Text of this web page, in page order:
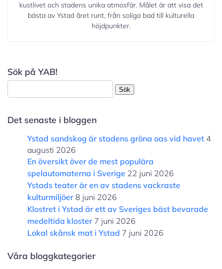
kustlivet och stadens unika atmosfär. Målet är att visa det
bästa av Ystad året runt, från soliga bad till kulturella
höjdpunkter.
Sök på YAB!
efter:
Det senaste i bloggen
Ystad sandskog är stadens gröna oas vid havet 4
augusti 2026
En översikt över de mest populära
spelautomaterna i Sverige 22 juni 2026
Ystads teater är en av stadens vackraste
kulturmiljöer 8 juni 2026
Klostret i Ystad är ett av Sveriges bäst bevarade
medeltida kloster 7 juni 2026
Lokal skånsk mat i Ystad 7 juni 2026
Våra bloggkategorier